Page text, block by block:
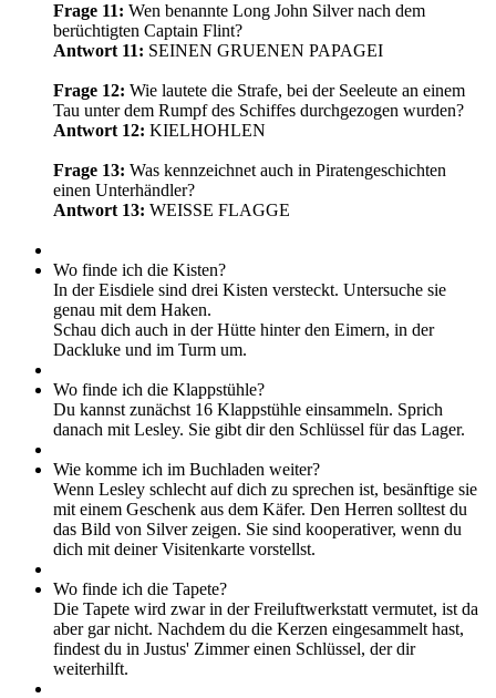
Frage 11: Wen benannte Long John Silver nach dem
berüchtigten Captain Flint?
Antwort 11: SEINEN GRUENEN PAPAGEI
Frage 12: Wie lautete die Strafe, bei der Seeleute an einem
Tau unter dem Rumpf des Schiffes durchgezogen wurden?
Antwort 12: KIELHOHLEN
Frage 13: Was kennzeichnet auch in Piratengeschichten
einen Unterhändler?
Antwort 13: WEISSE FLAGGE
Wo finde ich die Kisten?
In der Eisdiele sind drei Kisten versteckt. Untersuche sie
genau mit dem Haken.
Schau dich auch in der Hütte hinter den Eimern, in der
Dackluke und im Turm um.
Wo finde ich die Klappstühle?
Du kannst zunächst 16 Klappstühle einsammeln. Sprich
danach mit Lesley. Sie gibt dir den Schlüssel für das Lager.
Wie komme ich im Buchladen weiter?
Wenn Lesley schlecht auf dich zu sprechen ist, besänftige sie
mit einem Geschenk aus dem Käfer. Den Herren solltest du
das Bild von Silver zeigen. Sie sind kooperativer, wenn du
dich mit deiner Visitenkarte vorstellst.
Wo finde ich die Tapete?
Die Tapete wird zwar in der Freiluftwerkstatt vermutet, ist da
aber gar nicht. Nachdem du die Kerzen eingesammelt hast,
findest du in Justus' Zimmer einen Schlüssel, der dir
weiterhilft.